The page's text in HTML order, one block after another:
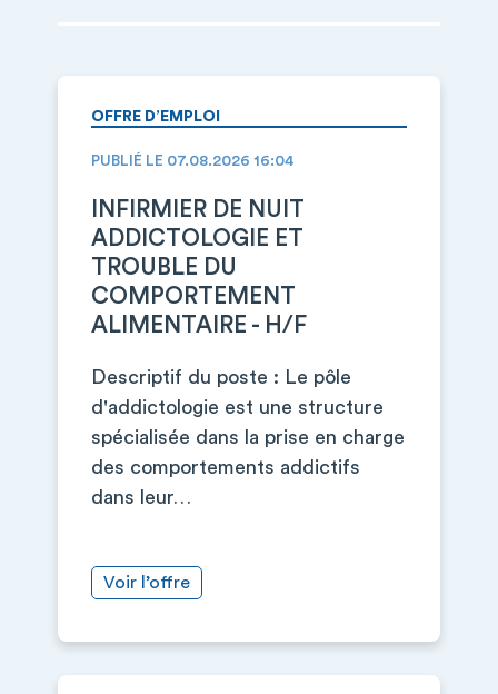
OFFRE D’EMPLOI
PUBLIÉ LE 07.08.2026 16:04
INFIRMIER DE NUIT
ADDICTOLOGIE ET
TROUBLE DU
COMPORTEMENT
ALIMENTAIRE - H/F
Descriptif du poste : Le pôle
d'addictologie est une structure
spécialisée dans la prise en charge
des comportements addictifs
dans leur…
Voir l’offre